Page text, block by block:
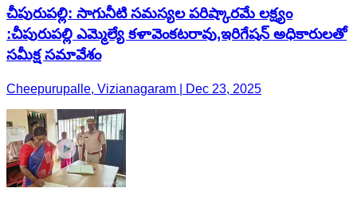
చీపురుపల్లి: సాగునీటి సమస్యల పరిష్కారమే లక్ష్యం
:చీపురుపల్లి ఎమ్మెల్యే కళావెంకటరావు,ఇరిగేషన్ అధికారులతో
సమీక్ష సమావేశం
Cheepurupalle, Vizianagaram | Dec 23, 2025